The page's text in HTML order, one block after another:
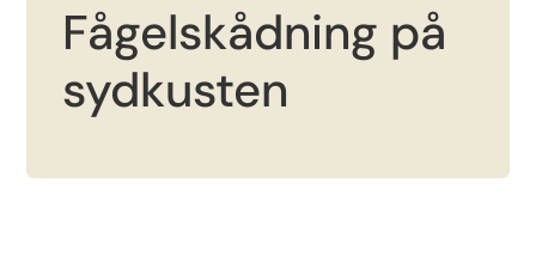
Fågelskådning på
sydkusten